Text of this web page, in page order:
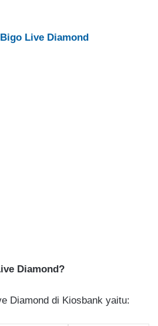
Live Diamond
Diamond?
Diamond di Kiosbank yaitu: